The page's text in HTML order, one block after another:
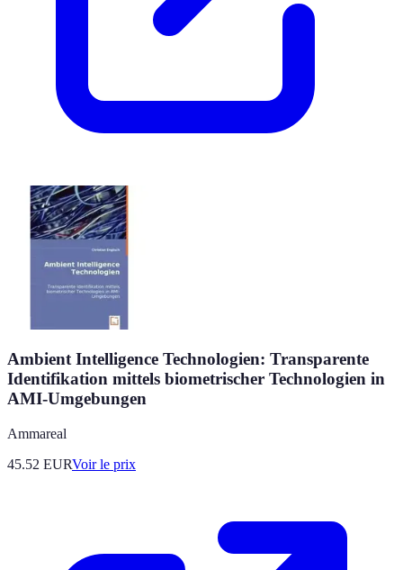
Ambient Intelligence Technologien: Transparente
Identifikation mittels biometrischer Technologien in
AMI-Umgebungen
Ammareal
45.52 EURVoir le prix